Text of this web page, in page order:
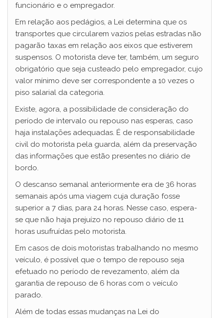
funcionário e o empregador.
Em relação aos pedágios, a Lei determina que os
transportes que circularem vazios pelas estradas não
pagarão taxas em relação aos eixos que estiverem
suspensos. O motorista deve ter, também, um seguro
obrigatório que seja custeado pelo empregador, cujo
valor mínimo deve ser correspondente a 10 vezes o
piso salarial da categoria.
Existe, agora, a possibilidade de consideração do
período de intervalo ou repouso nas esperas, caso
haja instalações adequadas. É de responsabilidade
civil do motorista pela guarda, além da preservação
das informações que estão presentes no diário de
bordo.
O descanso semanal anteriormente era de 36 horas
semanais após uma viagem cuja duração fosse
superior a 7 dias, para 24 horas. Nesse caso, espera-
se que não haja prejuízo no repouso diário de 11
horas usufruídas pelo motorista.
Em casos de dois motoristas trabalhando no mesmo
veículo, é possível que o tempo de repouso seja
efetuado no período de revezamento, além da
garantia de repouso de 6 horas com o veículo
parado.
Além de todas essas mudanças na Lei do